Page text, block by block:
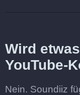
Wird
YouTube-
Nein. Soundiiz